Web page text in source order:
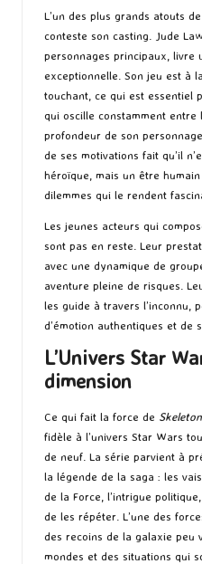
L’un des plus grands atouts de
conteste son casting. Jude
personnages principaux, livre
exceptionnelle. Son jeu est à
touchant, ce qui est essentiel
qui oscille constamment entre
profondeur de son
de ses motivations fait qu’il
héroïque, mais un être
dilemmes qui le rendent
Les jeunes acteurs qui
sont pas en reste. Leur
avec une dynamique de
aventure pleine de risques.
les guide à travers l’inconnu,
d’émotion authentiques et de
L’Univers Star
dimension
Ce qui fait la force de
fidèle à l’univers Star Wars
de neuf. La série parvient à
la légende de la saga : les
de la Force, l’intrigue
de les répéter. L’une des
des recoins de la galaxie peu
mondes et des situations qui